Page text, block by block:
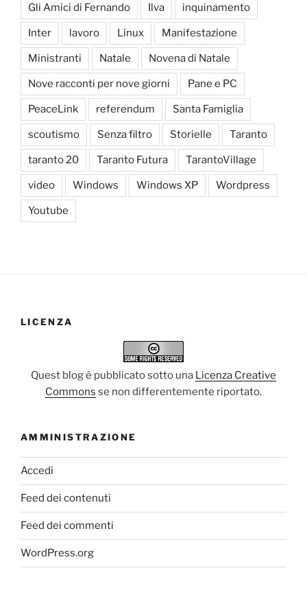
Gli Amici di Fernando Ilva inquinamento
Inter lavoro Linux Manifestazione
Ministranti Natale Novena di Natale
Nove racconti per nove giorni Pane e PC
PeaceLink referendum Santa Famiglia
scoutismo Senza filtro Storielle Taranto
taranto 20 Taranto Futura TarantoVillage
video Windows Windows XP Wordpress
Youtube
LICENZA
Quest blog è pubblicato sotto una Licenza Creative
Commons se non differentemente riportato.
AMMINISTRAZIONE
Accedi
Feed dei contenuti
Feed dei commenti
WordPress.org